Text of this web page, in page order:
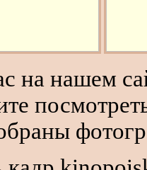
на нашем